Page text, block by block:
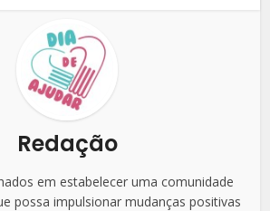
Redação
em estabelecer uma comunidade
possa impulsionar mudanças positivas